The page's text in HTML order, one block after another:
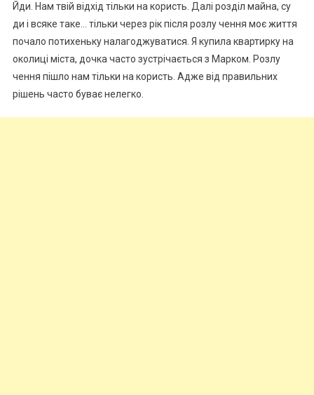
Йди. Нам твій відхід тільки на користь. Далі розділ майна, су
ди і всяке таке… тільки через рік після розлу чення моє життя
почало потихеньку налагоджуватися. Я купила квартирку на
околиці міста, дочка часто зустрічається з Марком. Розлу
чення пішло нам тільки на користь. Адже від правильних
рішень часто буває нелегко.